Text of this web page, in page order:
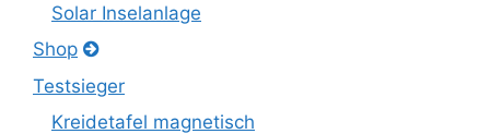
Solar Inselanlage
Shop
Testsieger
Kreidetafel magnetisch